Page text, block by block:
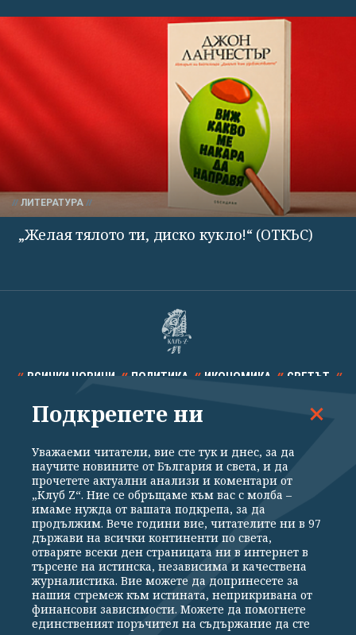
ЛИТЕРАТУРА
„Желая тялото ти, диско кукло!“ (ОТКЪС)
ВСИЧКИ НОВИНИ ПОЛИТИКА ИКОНОМИКА СВЕТЪТ
СПОРТ КУЛТУРА ТЕХНОЛОГИИ КАЛЕЙДОСКОП
Общи условия
Политика за поверителност
Реклама
Партньори Контакти
За Клуб Z
Екип
Подкрепете ни
Издател на www.clubz.bg е „Клуб Зебра Медия“ ЕООД, София, ул. "Алеко
Подкрепете ни
Уважаеми читатели, вие сте тук и днес, за да
научите новините от България и света, и да
прочетете актуални анализи и коментари от
„Клуб Z“. Ние се обръщаме към вас с молба –
имаме нужда от вашата подкрепа, за да
продължим. Вече години вие, читателите ни в 97
държави на всички континенти по света,
отваряте всеки ден страницата ни в интернет в
търсене на истинска, независима и качествена
журналистика. Вие можете да допринесете за
нашия стремеж към истината, неприкривана от
финансови зависимости. Можете да помогнете
единственият поръчител на съдържание да сте